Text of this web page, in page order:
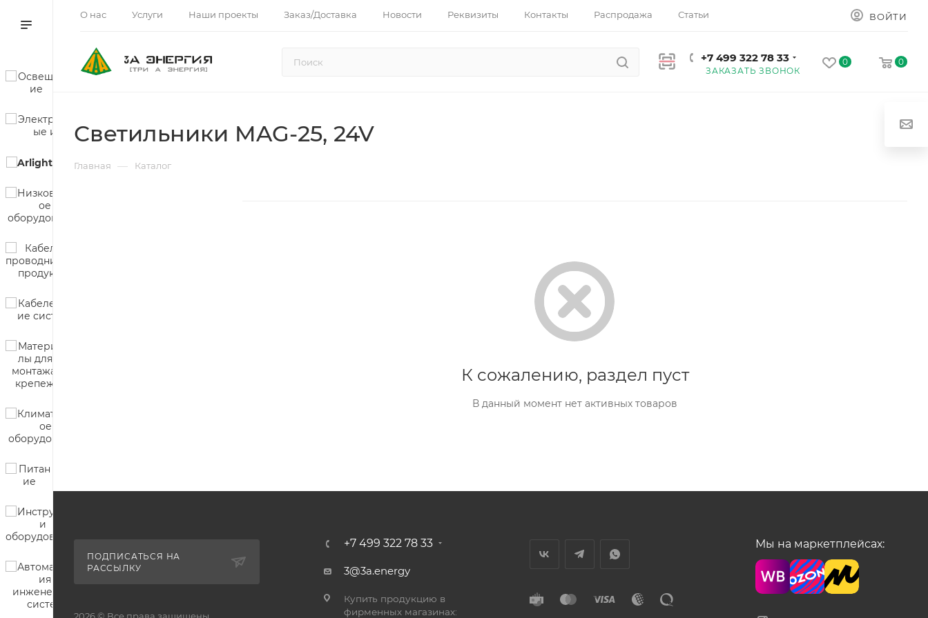
О нас Услуги Наши проекты Заказ/Доставка Новости Реквизиты Контакты Распродажа Статьи ВОЙТИ
+7 499 322 78 33
ЗАКАЗАТЬ ЗВОНОК
0 0
Светильники MAG-25, 24V
Главная — Каталог
К сожалению, раздел пуст
В данный момент нет активных товаров
ПОДПИСАТЬСЯ НА
РАССЫЛКУ
+7 499 322 78 33
3@3a.energy
Купить продукцию в
фирменных магазинах:
Мы на маркетплейсах: